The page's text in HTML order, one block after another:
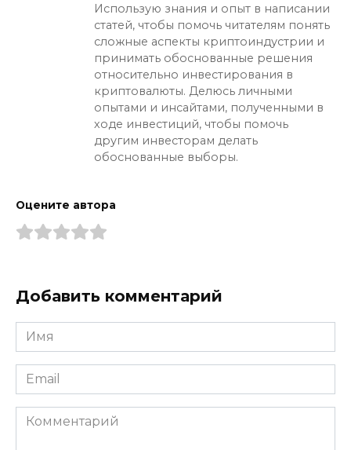
Использую знания и опыт в написании
статей, чтобы помочь читателям понять
сложные аспекты криптоиндустрии и
принимать обоснованные решения
относительно инвестирования в
криптовалюты. Делюсь личными
опытами и инсайтами, полученными в
ходе инвестиций, чтобы помочь
другим инвесторам делать
обоснованные выборы.
Оцените автора
Добавить комментарий
Имя
*
Email
*
Комментарий